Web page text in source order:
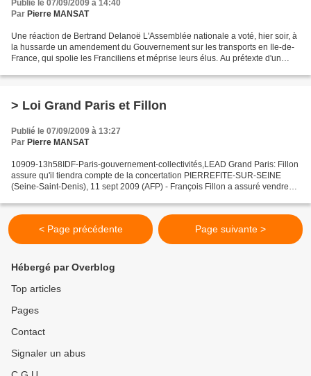
Publié le 07/09/2009 à 14:40
Par Pierre MANSAT
Une réaction de Bertrand Delanoë L'Assemblée nationale a voté, hier soir, à
la hussarde un amendement du Gouvernement sur les transports en Ile-de-
France, qui spolie les Franciliens et méprise leurs élus. Au prétexte d'un
> Loi Grand Paris et Fillon
Publié le 07/09/2009 à 13:27
Par Pierre MANSAT
10909-13h58IDF-Paris-gouvernement-collectivités,LEAD Grand Paris: Fillon
assure qu'il tiendra compte de la concertation PIERREFITE-SUR-SEINE
(Seine-Saint-Denis), 11 sept 2009 (AFP) - François Fillon a assuré vendredi
< Page précédente Page suivante >
Hébergé par Overblog
Top articles
Pages
Contact
Signaler un abus